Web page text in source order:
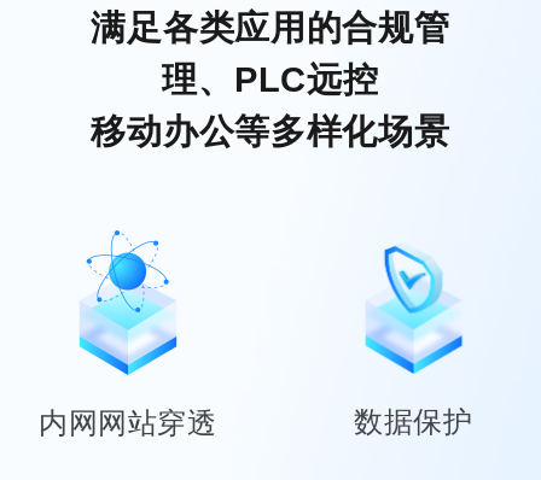
满足各类应用的合规管
理、PLC远控
移动办公等多样化场景
内网网站穿透 数据保护